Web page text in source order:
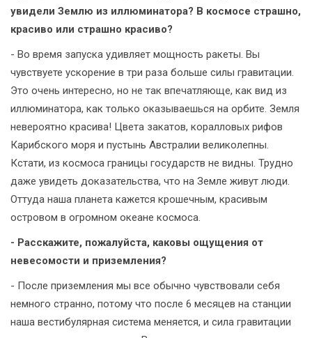
увидели Землю из иллюминатора? В космосе страшно,
красиво или страшно красиво?
- Во время запуска удивляет мощность ракеты. Вы
чувствуете ускорение в три раза больше силы гравитации.
Это очень интересно, но не так впечатляюще, как вид из
иллюминатора, как только оказываешься на орбите. Земля
невероятно красива! Цвета закатов, коралловых рифов
Карибского моря и пустынь Австралии великолепны.
Кстати, из космоса границы государств не видны. Трудно
даже увидеть доказательства, что на Земле живут люди.
Оттуда наша планета кажется крошечным, красивым
островом в огромном океане космоса.
- Расскажите, пожалуйста, каковы ощущения от
невесомости и приземления?
- После приземления мы все обычно чувствовали себя
немного странно, потому что после 6 месяцев на станции
наша вестибулярная система меняется, и сила гравитации